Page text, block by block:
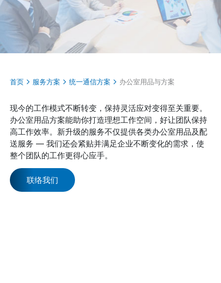
首页 服务方案 统一通信方案 办公室用品与方案
现今的工作模式不断转变，保持灵活应对变得至关重要。
办公室用品方案能助你打造理想工作空间，好让团队保持
高工作效率。新升级的服务不仅提供各类办公室用品及配
送服务 — 我们还会紧贴并满足企业不断变化的需求，使
整个团队的工作更得心应手。
联络我们